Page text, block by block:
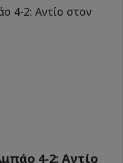
4-2: Αντίο